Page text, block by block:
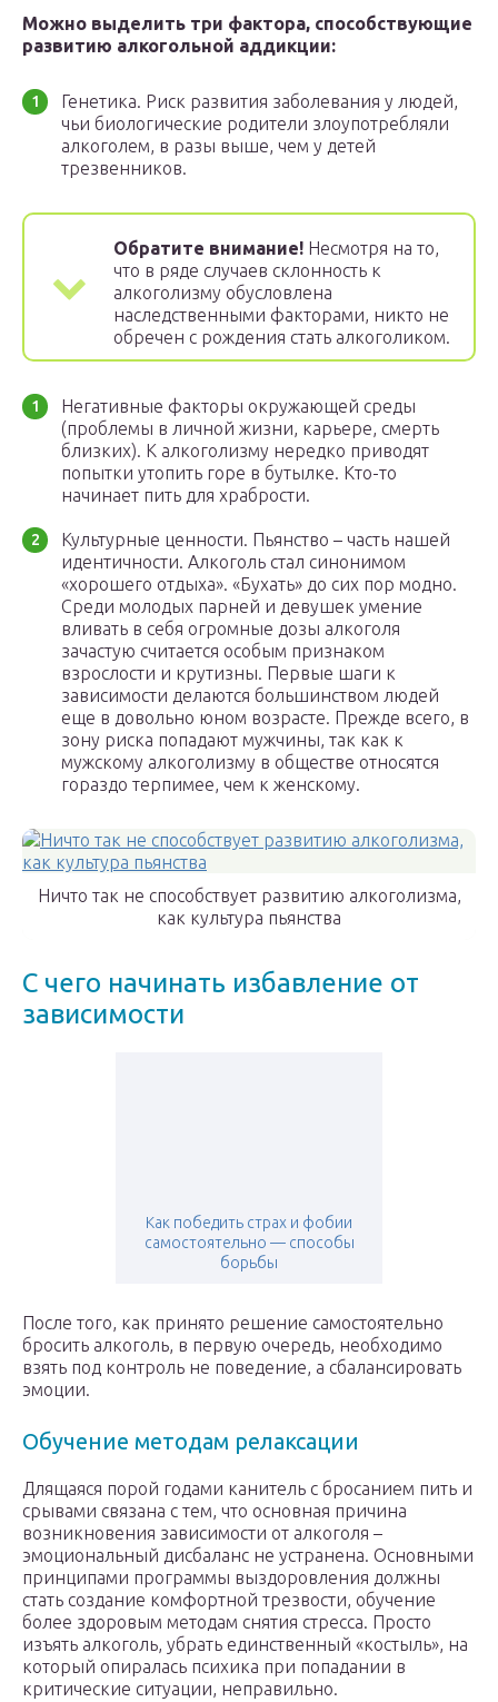
Можно выделить три фактора, способствующие
развитию алкогольной аддикции:
Генетика. Риск развития заболевания у людей,
чьи биологические родители злоупотребляли
алкоголем, в разы выше, чем у детей
трезвенников.
Обратите внимание! Несмотря на то,
что в ряде случаев склонность к
алкоголизму обусловлена
наследственными факторами, никто не
обречен с рождения стать алкоголиком.
Негативные факторы окружающей среды
(проблемы в личной жизни, карьере, смерть
близких). К алкоголизму нередко приводят
попытки утопить горе в бутылке. Кто-то
начинает пить для храбрости.
Культурные ценности. Пьянство – часть нашей
идентичности. Алкоголь стал синонимом
«хорошего отдыха». «Бухать» до сих пор модно.
Среди молодых парней и девушек умение
вливать в себя огромные дозы алкоголя
зачастую считается особым признаком
взрослости и крутизны. Первые шаги к
зависимости делаются большинством людей
еще в довольно юном возрасте. Прежде всего, в
зону риска попадают мужчины, так как к
мужскому алкоголизму в обществе относятся
гораздо терпимее, чем к женскому.
Ничто так не способствует развитию алкоголизма,
как культура пьянства
С чего начинать избавление от
зависимости
Как победить страх и фобии
самостоятельно — способы
борьбы
После того, как принято решение самостоятельно
бросить алкоголь, в первую очередь, необходимо
взять под контроль не поведение, а сбалансировать
эмоции.
Обучение методам релаксации
Длящаяся порой годами канитель с бросанием пить и
срывами связана с тем, что основная причина
возникновения зависимости от алкоголя –
эмоциональный дисбаланс не устранена. Основными
принципами программы выздоровления должны
стать создание комфортной трезвости, обучение
более здоровым методам снятия стресса. Просто
изъять алкоголь, убрать единственный «костыль», на
который опиралась психика при попадании в
критические ситуации, неправильно.